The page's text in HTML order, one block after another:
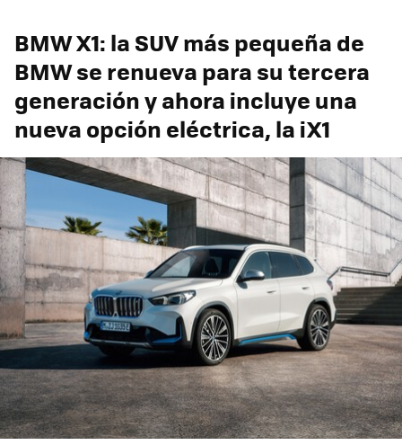
BMW X1: la SUV más pequeña de
BMW se renueva para su tercera
generación y ahora incluye una
nueva opción eléctrica, la iX1